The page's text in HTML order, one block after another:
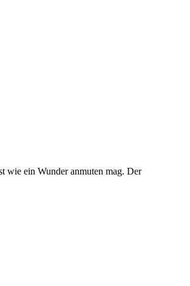
wie ein Wunder anmuten mag. Der